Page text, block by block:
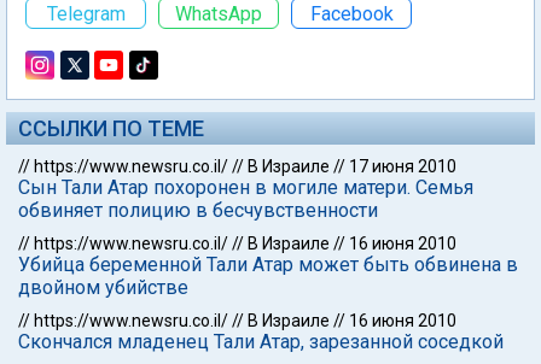
Telegram
WhatsApp Facebook
ССЫЛКИ ПО ТЕМЕ
// https://www.newsru.co.il/// В Израиле // 17 июня 2010
Сын Тали Атар похоронен в могиле матери. Семья
обвиняет полицию в бесчувственности
// https://www.newsru.co.il/// В Израиле // 16 июня 2010
Убийца беременной Тали Атар может быть обвинена в
двойном убийстве
// https://www.newsru.co.il/// В Израиле // 16 июня 2010
Скончался младенец Тали Атар, зарезанной соседкой